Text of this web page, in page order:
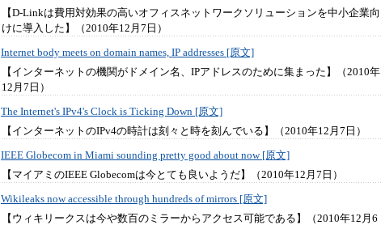
【D-Linkは費用対効果の高いオフィスネットワークソリューションを中小企業向
けに導入した】（2010年12月7日）
Internet body meets on domain names, IP addresses [原文]
【インターネットの機関がドメイン名、IPアドレスのために集まった】（2010年
12月7日）
The Internet's IPv4's Clock is Ticking Down [原文]
【インターネットのIPv4の時計は刻々と時を刻んでいる】（2010年12月7日）
IEEE Globecom in Miami sounding pretty good about now [原文]
【マイアミのIEEE Globecomは今とても良いようだ】（2010年12月7日）
Wikileaks now accessible through hundreds of mirrors [原文]
【ウィキリークスは今や数百のミラーからアクセス可能である】（2010年12月6